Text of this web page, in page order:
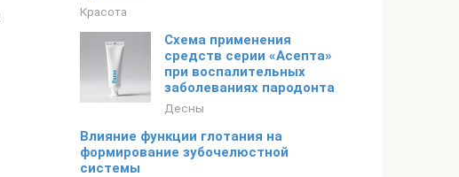
Красота
Схема применения
средств серии «Асепта»
при воспалительных
заболеваниях пародонта
Десны
Влияние функции глотания на
формирование зубочелюстной
системы